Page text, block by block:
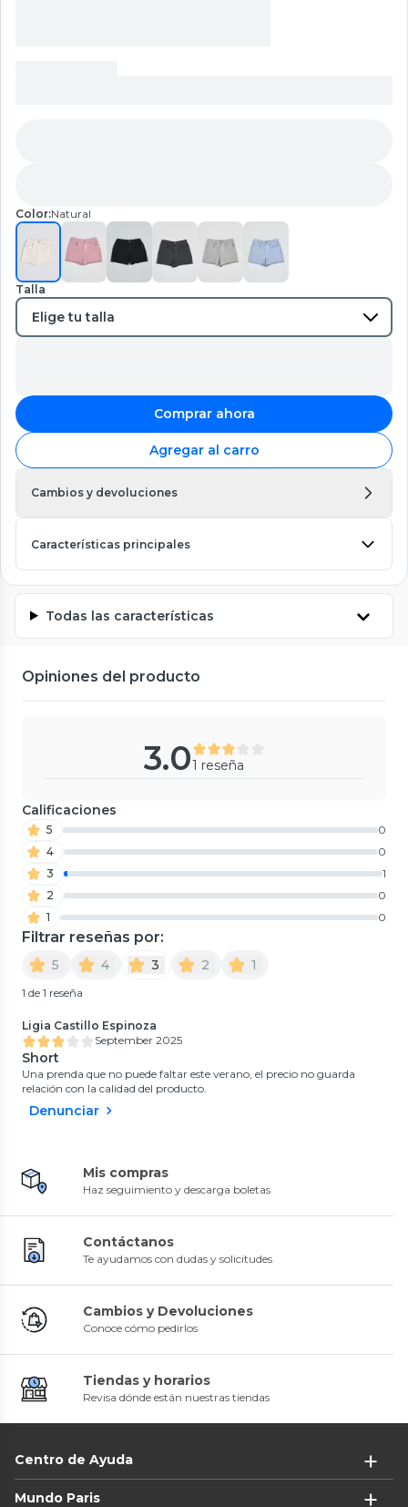
Color:Natural
Talla
Comprar ahora
Agregar al carro
Cambios y devoluciones
Características principales
Todas las características
Opiniones del producto
3.01 reseña
Calificaciones
5
0
4
0
3
1
2
0
1
0
Filtrar reseñas por:
5 4 3 2 1
1 de 1 reseña
Ligia Castillo Espinoza
September 2025
Short
Una prenda que no puede faltar este verano, el precio no guarda
relación con la calidad del producto.
Denunciar
Mis compras
Haz seguimiento y descarga boletas
Contáctanos
Te ayudamos con dudas y solicitudes
Cambios y Devoluciones
Conoce cómo pedirlos
Tiendas y horarios
Revisa dónde están nuestras tiendas
Centro de Ayuda
Mundo Paris